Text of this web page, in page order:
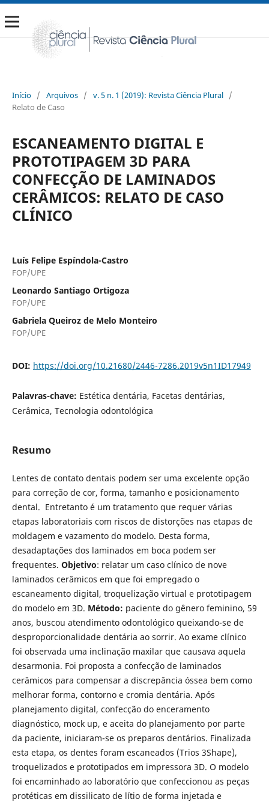
Início / Arquivos / v. 5 n. 1 (2019): Revista Ciência Plural /
Relato de Caso
ESCANEAMENTO DIGITAL E
PROTOTIPAGEM 3D PARA
CONFECÇÃO DE LAMINADOS
CERÂMICOS: RELATO DE CASO
CLÍNICO
Luís Felipe Espíndola-Castro
FOP/UPE
Leonardo Santiago Ortigoza
FOP/UPE
Gabriela Queiroz de Melo Monteiro
FOP/UPE
DOI: https://doi.org/10.21680/2446-7286.2019v5n1ID17949
Palavras-chave: Estética dentária, Facetas dentárias,
Cerâmica, Tecnologia odontológica
Resumo
Lentes de contato dentais podem ser uma excelente opção
para correção de cor, forma, tamanho e posicionamento
dental. Entretanto é um tratamento que requer várias
etapas laboratoriais com riscos de distorções nas etapas de
moldagem e vazamento do modelo. Desta forma,
desadaptações dos laminados em boca podem ser
frequentes. Objetivo: relatar um caso clínico de nove
laminados cerâmicos em que foi empregado o
escaneamento digital, troquelização virtual e prototipagem
do modelo em 3D. Método: paciente do gênero feminino, 59
anos, buscou atendimento odontológico queixando-se de
desproporcionalidade dentária ao sorrir. Ao exame clínico
foi observada uma inclinação maxilar que causava aquela
desarmonia. Foi proposta a confecção de laminados
cerâmicos para compensar a discrepância óssea bem como
melhorar forma, contorno e cromia dentária. Após
planejamento digital, confecção do enceramento
diagnóstico, mock up, e aceita do planejamento por parte
da paciente, iniciaram-se os preparos dentários. Finalizada
esta etapa, os dentes foram escaneados (Trios 3Shape),
troquelizados e prototipados em impressora 3D. O modelo
foi encaminhado ao laboratório que confeccionou as peças
protéticas em dissilicato de lítio de forma injetada e